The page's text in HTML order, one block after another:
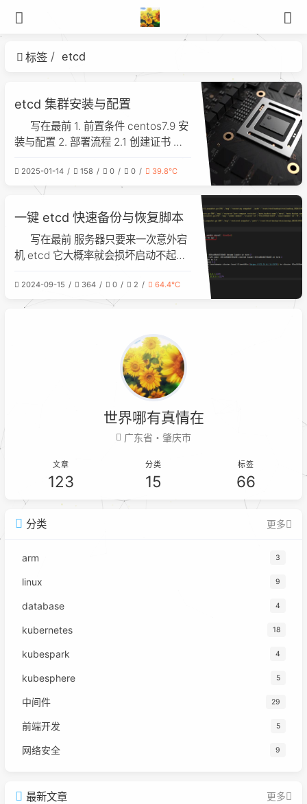
标签 etcd
etcd 集群安装与配置
写在最前 1. 前置条件 centos7.9 安
装与配置 2. 部署流程 2.1 创建证书 在
2025-01-14 158 0 0 39.8℃
一键 etcd 快速备份与恢复脚本
写在最前 服务器只要来一次意外宕
机 etcd 它大概率就会损坏启动不起
此情景我们必须要掌握备份和恢复
etcd 的技能。 1. 前置环境 为了模拟
准备一个纯净的 k8s 环境。 部署
kubesphere 单机 all-in-one
2024-09-15 364 0 2 64.4℃
世界哪有真情在
广东省・肇庆市
文章
123
分类
15
标签
66
分类 更多
arm 3
linux 9
database 4
kubernetes 18
kubespark 4
kubesphere 5
中间件 29
前端开发 5
网络安全 9
最新文章 更多